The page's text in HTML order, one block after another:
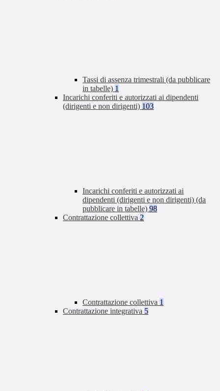
Tassi di assenza trimestrali (da pubblicare
in tabelle) 1
Incarichi conferiti e autorizzati ai dipendenti
(dirigenti e non dirigenti) 103
Incarichi conferiti e autorizzati ai
dipendenti (dirigenti e non dirigenti) (da
pubblicare in tabelle) 98
Contrattazione collettiva 2
Contrattazione collettiva 1
Contrattazione integrativa 5